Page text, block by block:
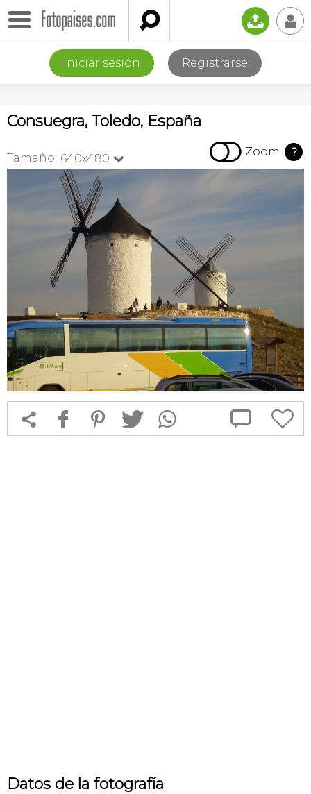
 📤 👤
Iniciar sesión Registrarse
Consuegra, Toledo, España
Tamaño: 640x480   Zoom ?
 f 1 T  
Datos de la fotografía